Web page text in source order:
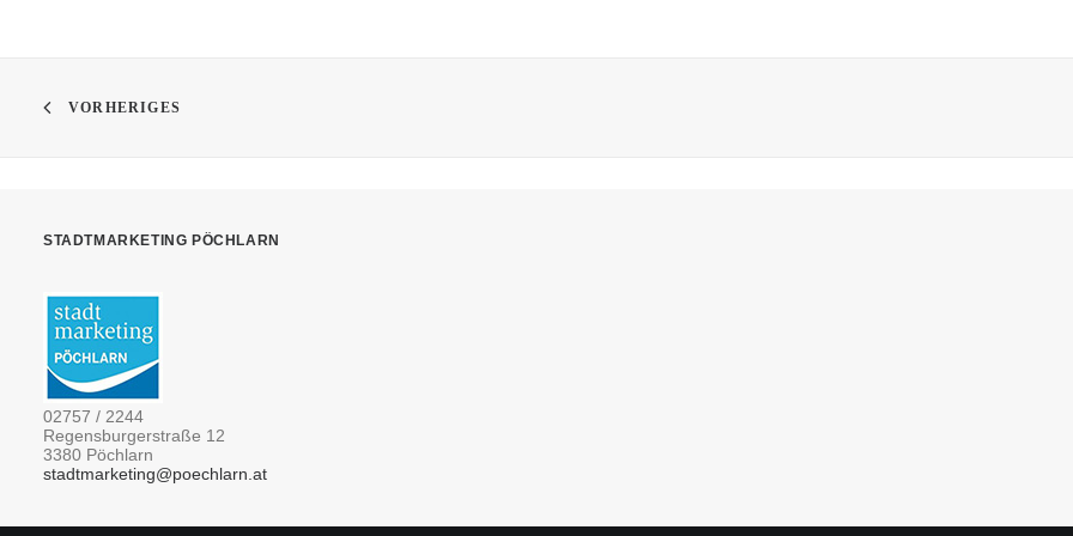
VORHERIGES
STADTMARKETING PÖCHLARN
02757 / 2244
Regensburgerstraße 12
3380 Pöchlarn
stadtmarketing@poechlarn.at